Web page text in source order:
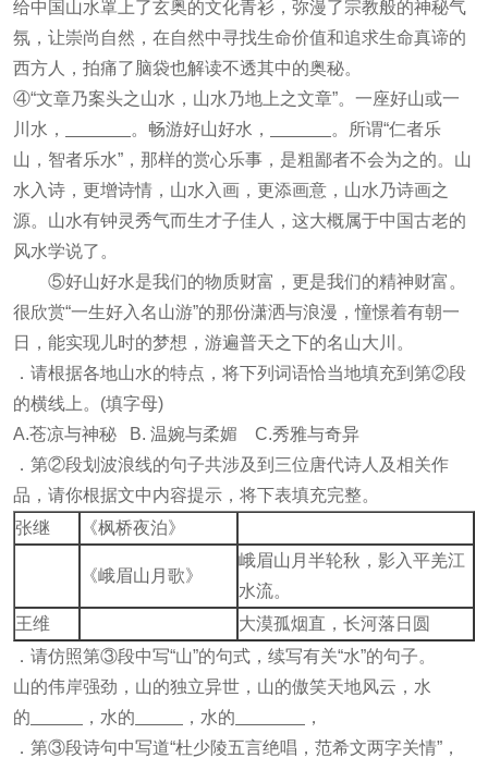
给中国山水罩上了玄奥的文化青衫，弥漫了宗教般的神秘气
氛，让崇尚自然，在自然中寻找生命价值和追求生命真谛的
西方人，拍痛了脑袋也解读不透其中的奥秘。
④“文章乃案头之山水，山水乃地上之文章”。一座好山或一
川水，
。畅游好山好水，
。所谓“仁者乐
山，智者乐水”，那样的赏心乐事，是粗鄙者不会为之的。山
水入诗，更增诗情，山水入画，更添画意，山水乃诗画之
源。山水有钟灵秀气而生才子佳人，这大概属于中国古老的
风水学说了。
⑤好山好水是我们的物质财富，更是我们的精神财富。
很欣赏“一生好入名山游”的那份潇洒与浪漫，憧憬着有朝一
日，能实现儿时的梦想，游遍普天之下的名山大川。
．请根据各地山水的特点，将下列词语恰当地填充到第②段
的横线上。(填字母)
A.苍凉与神秘 B. 温婉与柔媚 C.秀雅与奇异
．第②段划波浪线的句子共涉及到三位唐代诗人及相关作
品，请你根据文中内容提示，将下表填充完整。
张继
《枫桥夜泊》
《峨眉山月歌》
峨眉山月半轮秋，影入平羌江
水流。
王维
大漠孤烟直，长河落日圆
．请仿照第③段中写“山”的句式，续写有关“水”的句子。
山的伟岸强劲，山的独立异世，山的傲笑天地风云，水
的
，水的 ，水的
，
．第③段诗句中写道“杜少陵五言绝唱，范希文两字关情”，